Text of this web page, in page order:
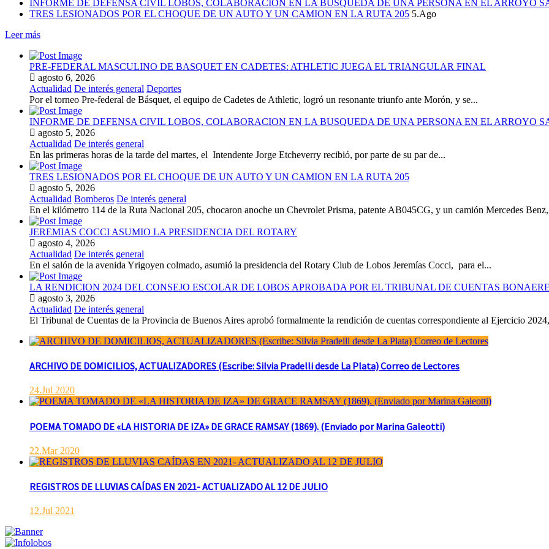
INFORME DE DEFENSA CIVIL LOBOS, COLABORACION EN LA BUSQUEDA DE UNA PERSONA EN EL ARROYO
TRES LESIONADOS POR EL CHOQUE DE UN AUTO Y UN CAMION EN LA RUTA 205 5.Ago
Leer más
PRE-FEDERAL MASCULINO DE BASQUET EN CADETES: ATHLETIC JUEGA EL TRIANGULAR FINAL
agosto 6, 2026
Actualidad De interés general Deportes
Por el torneo Pre-federal de Básquet, el equipo de Cadetes de Athletic, logró un resonante triunfo ante Morón, y se...
INFORME DE DEFENSA CIVIL LOBOS, COLABORACION EN LA BUSQUEDA DE UNA PERSONA EN EL ARROYO
agosto 5, 2026
Actualidad De interés general
En las primeras horas de la tarde del martes, el Intendente Jorge Etcheverry recibió, por parte de su par de...
TRES LESIONADOS POR EL CHOQUE DE UN AUTO Y UN CAMION EN LA RUTA 205
agosto 5, 2026
Actualidad Bomberos De interés general
En el kilómetro 114 de la Ruta Nacional 205, chocaron anoche un Chevrolet Prisma, patente AB045CG, y un camión Mercedes
JEREMIAS COCCI ASUMIO LA PRESIDENCIA DEL ROTARY
agosto 4, 2026
Actualidad De interés general
En el salón de la avenida Yrigoyen colmado, asumió la presidencia del Rotary Club de Lobos Jeremías Cocci, para el...
LA RENDICION 2024 DEL CONSEJO ESCOLAR DE LOBOS APROBADA POR EL TRIBUNAL DE CUENTAS
agosto 3, 2026
Actualidad De interés general
El Tribunal de Cuentas de la Provincia de Buenos Aires aprobó formalmente la rendición de cuentas correspondiente al Ejercicio
ARCHIVO DE DOMICILIOS, ACTUALIZADORES (Escribe: Silvia Pradelli desde La Plata) Correo de Lectores
24.Jul 2020
POEMA TOMADO DE «LA HISTORIA DE IZA» DE GRACE RAMSAY (1869). (Enviado por Marina Galeotti)
22.Mar 2020
REGISTROS DE LLUVIAS CAÍDAS EN 2021- ACTUALIZADO AL 12 DE JULIO
12.Jul 2021